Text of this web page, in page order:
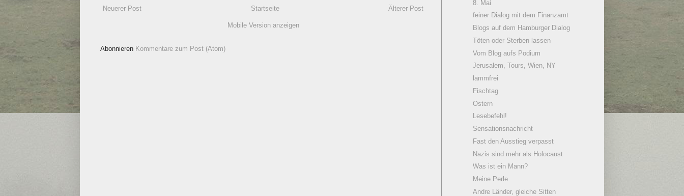
Neuerer Post Älterer Post
Startseite
Mobile Version anzeigen
Abonnieren Kommentare zum Post (Atom)
8. Mai
feiner Dialog mit dem Finanzamt
Blogs auf dem Hamburger Dialog
Töten oder Sterben lassen
Vom Blog aufs Podium
Jerusalem, Tours, Wien, NY
lammfrei
Fischtag
Ostern
Lesebefehl!
Sensationsnachricht
Fast den Ausstieg verpasst
Nazis sind mehr als Holocaust
Was ist ein Mann?
Meine Perle
Andre Länder, gleiche Sitten